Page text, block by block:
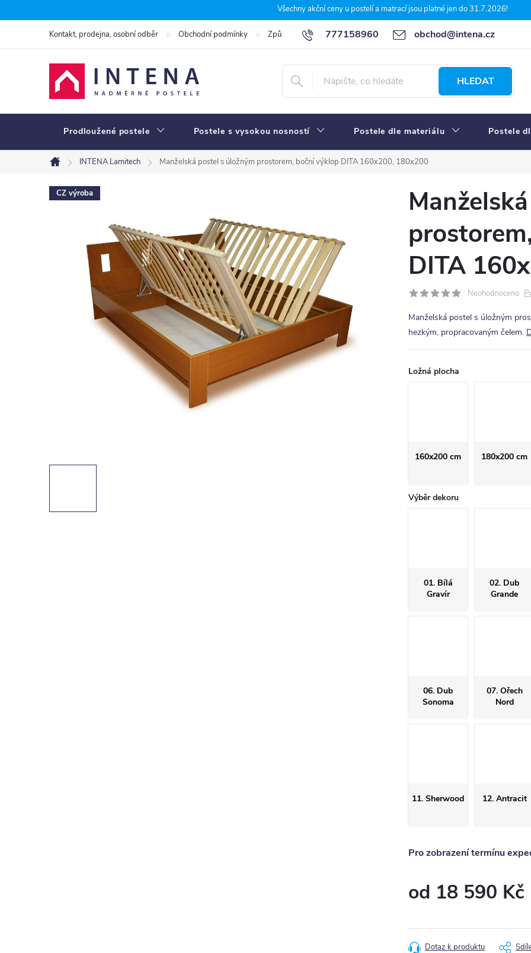
na
Všechny akční ceny u postelí a matrací jsou platné jen do 31.7.2026!
777158960 obchod@intena.cz
Kontakt, prodejna, osobní odběr Obchodní podmínky Způsoby a ceny dopravy 7 důvodů, proč nakupit u Intena nábytek
HLEDAT
Prodloužené postele Postele s vysokou nosností Postele dle materiálu Postele
Domů
INTENA Lamitech Manželská postel s úložným prostorem, boční výklop DITA 160x200, 180x200
CZ výroba
DITA
Neohodnoceno
Manželská postel s úložným
hezkým, propracovaným čelem.
Ložná plocha
160x200 cm 180x200 cm
Výběr dekoru
01. Bílá
Gravír
02. Dub
Grande
06. Dub
Sonoma
07. Ořech
Nord
11. Sherwood 12. Antracit
Pro zobrazení termínu
od 18 590 Kč
Dotaz k produktu